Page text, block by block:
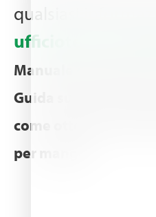
qualsiasi
Manuale di
Guida sulla
come ottenere il
per mango